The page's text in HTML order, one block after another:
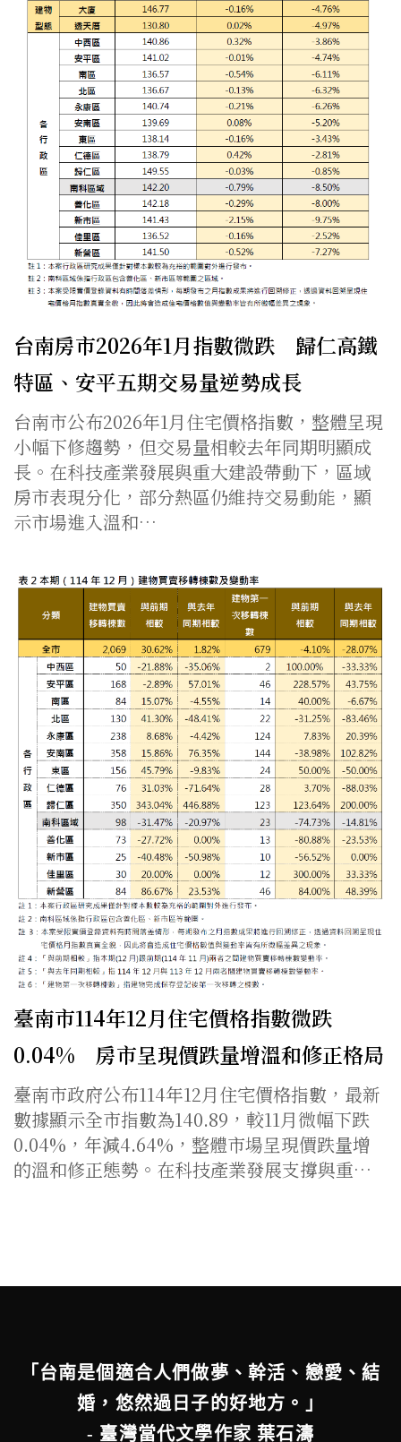
台南房市2026年1月指數微跌 歸仁高鐵
特區、安平五期交易量逆勢成長
台南市公布2026年1月住宅價格指數，整體呈現
小幅下修趨勢，但交易量相較去年同期明顯成
長。在科技產業發展與重大建設帶動下，區域
房市表現分化，部分熱區仍維持交易動能，顯
示市場進入溫和…
臺南市114年12月住宅價格指數微跌
0.04% 房市呈現價跌量增溫和修正格局
臺南市政府公布114年12月住宅價格指數，最新
數據顯示全市指數為140.89，較11月微幅下跌
0.04%，年減4.64%，整體市場呈現價跌量增
的溫和修正態勢。在科技產業發展支撐與重…
「台南是個適合人們做夢、幹活、戀愛、結
婚，悠然過日子的好地方。」
- 臺灣當代文學作家 葉石濤